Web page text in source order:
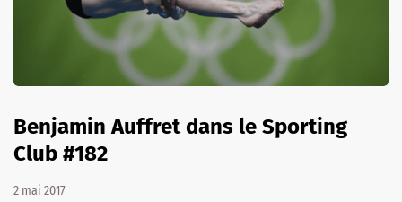
Benjamin Auffret dans le Sporting
Club #182
2 mai 2017